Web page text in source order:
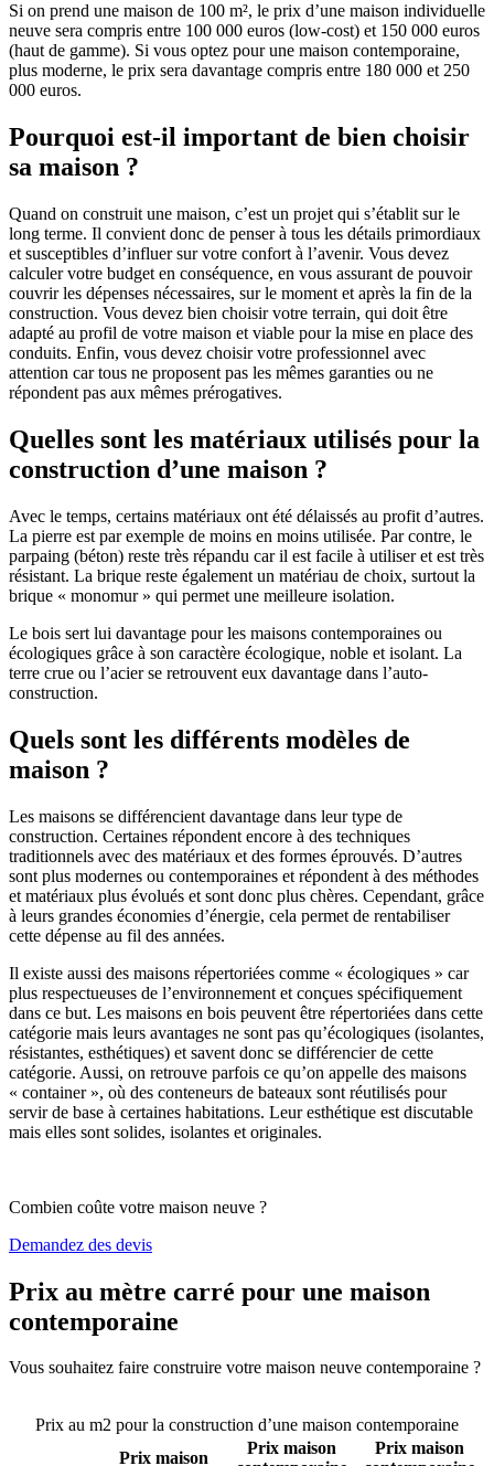
Si on prend une maison de 100 m², le prix d’une maison individuelle
neuve sera compris entre 100 000 euros (low-cost) et 150 000 euros
(haut de gamme). Si vous optez pour une maison contemporaine,
plus moderne, le prix sera davantage compris entre 180 000 et 250
000 euros.
Pourquoi est-il important de bien choisir
sa maison ?
Quand on construit une maison, c’est un projet qui s’établit sur le
long terme. Il convient donc de penser à tous les détails primordiaux
et susceptibles d’influer sur votre confort à l’avenir. Vous devez
calculer votre budget en conséquence, en vous assurant de pouvoir
couvrir les dépenses nécessaires, sur le moment et après la fin de la
construction. Vous devez bien choisir votre terrain, qui doit être
adapté au profil de votre maison et viable pour la mise en place des
conduits. Enfin, vous devez choisir votre professionnel avec
attention car tous ne proposent pas les mêmes garanties ou ne
répondent pas aux mêmes prérogatives.
Quelles sont les matériaux utilisés pour la
construction d’une maison ?
Avec le temps, certains matériaux ont été délaissés au profit d’autres.
La pierre est par exemple de moins en moins utilisée. Par contre, le
parpaing (béton) reste très répandu car il est facile à utiliser et est très
résistant. La brique reste également un matériau de choix, surtout la
brique « monomur » qui permet une meilleure isolation.
Le bois sert lui davantage pour les maisons contemporaines ou
écologiques grâce à son caractère écologique, noble et isolant. La
terre crue ou l’acier se retrouvent eux davantage dans l’auto-
construction.
Quels sont les différents modèles de
maison ?
Les maisons se différencient davantage dans leur type de
construction. Certaines répondent encore à des techniques
traditionnels avec des matériaux et des formes éprouvés. D’autres
sont plus modernes ou contemporaines et répondent à des méthodes
et matériaux plus évolués et sont donc plus chères. Cependant, grâce
à leurs grandes économies d’énergie, cela permet de rentabiliser
cette dépense au fil des années.
Il existe aussi des maisons répertoriées comme « écologiques » car
plus respectueuses de l’environnement et conçues spécifiquement
dans ce but. Les maisons en bois peuvent être répertoriées dans cette
catégorie mais leurs avantages ne sont pas qu’écologiques (isolantes,
résistantes, esthétiques) et savent donc se différencier de cette
catégorie. Aussi, on retrouve parfois ce qu’on appelle des maisons
« container », où des conteneurs de bateaux sont réutilisés pour
servir de base à certaines habitations. Leur esthétique est discutable
mais elles sont solides, isolantes et originales.
Combien coûte votre maison neuve ?
Demandez des devis
Prix au mètre carré pour une maison
contemporaine
Vous souhaitez faire construire votre maison neuve contemporaine ?
Prix au m2 pour la construction d’une maison contemporaine
Prix maison
Prix maison
Prix maison